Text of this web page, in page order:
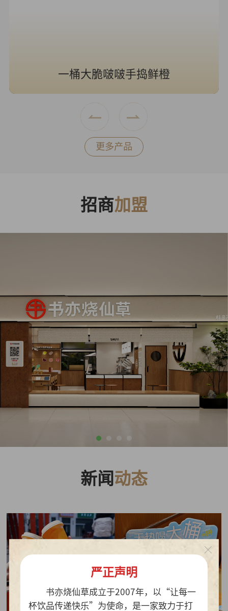
一桶大脆啵啵手捣鲜橙
更多产品
招商加盟
新闻 动态
严正声明
书亦烧仙草成立于2007年，以“让每一
杯饮品传递快乐”为使命，是一家致力于打